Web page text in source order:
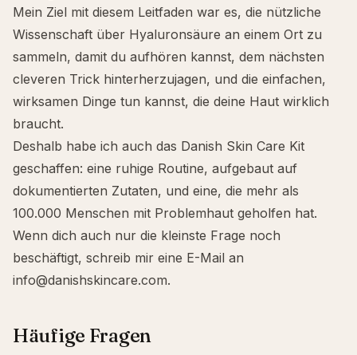
Mein Ziel mit diesem Leitfaden war es, die nützliche
Wissenschaft über Hyaluronsäure an einem Ort zu
sammeln, damit du aufhören kannst, dem nächsten
cleveren Trick hinterherzujagen, und die einfachen,
wirksamen Dinge tun kannst, die deine Haut wirklich
braucht.
Deshalb habe ich auch das Danish Skin Care Kit
geschaffen: eine ruhige Routine, aufgebaut auf
dokumentierten Zutaten, und eine, die mehr als
100.000 Menschen mit Problemhaut geholfen hat.
Wenn dich auch nur die kleinste Frage noch
beschäftigt, schreib mir eine E-Mail an
info@danishskincare.com.
Häufige Fragen